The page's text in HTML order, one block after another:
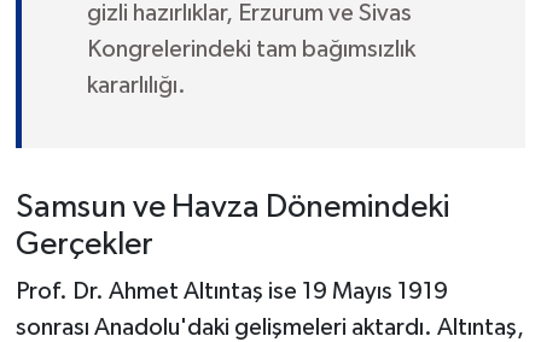
gizli hazırlıklar, Erzurum ve Sivas
Kongrelerindeki tam bağımsızlık
kararlılığı.
Samsun ve Havza Dönemindeki
Gerçekler
Prof. Dr. Ahmet Altıntaş ise 19 Mayıs 1919
sonrası Anadolu'daki gelişmeleri aktardı. Altıntaş,